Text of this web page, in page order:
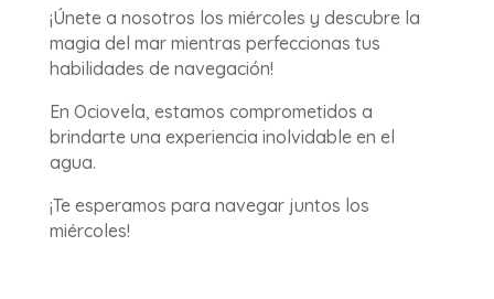
¡Únete a nosotros los miércoles y descubre la
magia del mar mientras perfeccionas tus
habilidades de navegación!
En Ociovela, estamos comprometidos a
brindarte una experiencia inolvidable en el
agua.
¡Te esperamos para navegar juntos los
miércoles!